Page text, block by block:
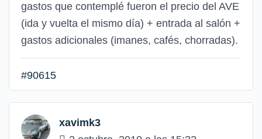
gastos que contemplé fueron el precio del AVE
(ida y vuelta el mismo día) + entrada al salón +
gastos adicionales (imanes, cafés, chorradas).
#90615
xavimk3